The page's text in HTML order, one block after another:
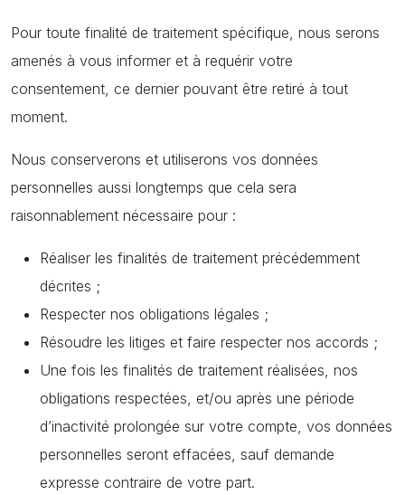
Pour toute finalité de traitement spécifique, nous serons
amenés à vous informer et à requérir votre
consentement, ce dernier pouvant être retiré à tout
moment.
Nous conserverons et utiliserons vos données
personnelles aussi longtemps que cela sera
raisonnablement nécessaire pour :
Réaliser les finalités de traitement précédemment
décrites ;
Respecter nos obligations légales ;
Résoudre les litiges et faire respecter nos accords ;
Une fois les finalités de traitement réalisées, nos
obligations respectées, et/ou après une période
d’inactivité prolongée sur votre compte, vos données
personnelles seront effacées, sauf demande
expresse contraire de votre part.